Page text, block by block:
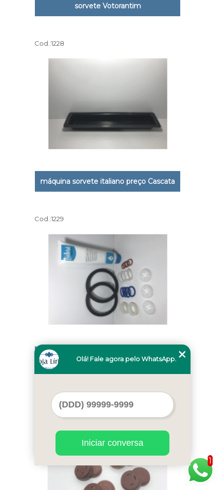
sorvete Votorantim
Cod.:1228
máquina sorvete italiano preço Cascata
Cod.:1229
máquina de fazer sorvete expresso
1230
1
Olá! Fale agora pelo WhatsApp.
Iniciar conversa